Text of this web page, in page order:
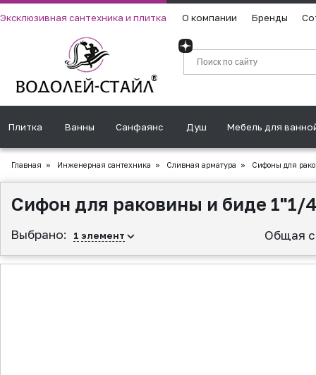
Эксклюзивная сантехника и плитка О компании Бренды
Плитка Ванны Санфаянс Душ Мебель для
Главная » Инженерная сантехника » Сливная аpматура » Сифоны для
Сифон для раковины и биде 1"1/
Выбрано: 1 элемент Общая